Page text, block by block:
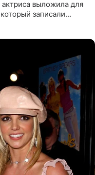
выложила для
записали